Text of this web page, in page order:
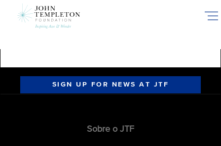
SIGN UP FOR NEWS AT JTF
Sobre o JTF